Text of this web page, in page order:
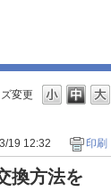
変更
19 12:32 印刷
換方法を